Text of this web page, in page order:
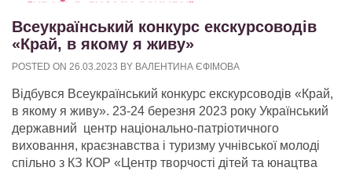
Всеукраїнський конкурс екскурсоводів
«Край, в якому я живу»
POSTED ON 26.03.2023 BY ВАЛЕНТИНА ЄФІМОВА
Відбувся Всеукраїнський конкурс екскурсоводів «Край,
в якому я живу». 23-24 березня 2023 року Український
державний центр національно-патріотичного
виховання, краєзнавства і туризму учнівської молоді
спільно з КЗ КОР «Центр творчості дітей та юнацтва